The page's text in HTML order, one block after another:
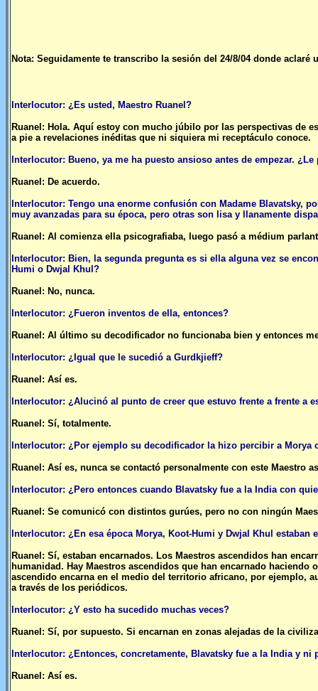
Nota: Seguidamente te transcribo la sesión del 24/8/04 donde
Interlocutor: ¿Es usted, Maestro Ruanel?
Ruanel: Hola. Aquí estoy con mucho júbilo por las perspectivas de
a pie a revelaciones inéditas que ni siquiera mi receptáculo conoce.
Interlocutor: Bueno, ya me ha puesto ansioso antes de empezar. ¿Le
Ruanel: De acuerdo.
Interlocutor: Tengo una enorme confusión con Madame Blavatsky,
muy avanzadas para su época, pero otras son lisa y llanamente
Ruanel: Al comienza ella psicografiaba, luego pasó a médium
Interlocutor: Bien, la segunda pregunta es si ella alguna vez se
Humi o Dwjal Khul?
Ruanel: No, nunca.
Interlocutor: ¿Fueron inventos de ella, entonces?
Ruanel: Al último su decodificador no funcionaba bien y entonces
Interlocutor: ¿Igual que le sucedió a Gurdkjieff?
Ruanel: Así es.
Interlocutor: ¿Alucinó al punto de creer que estuvo frente a frente a
Ruanel: Sí, totalmente.
Interlocutor: ¿Por ejemplo su decodificador la hizo percibir a Morya
Ruanel: Así es, nunca se contactó personalmente con este Maestro
Interlocutor: ¿Pero entonces cuando Blavatsky fue a la India con
Ruanel: Se comunicó con distintos gurúes, pero no con ningún
Interlocutor: ¿En esa época Morya, Koot-Humi y Dwjal Khul estaban
Ruanel: Sí, estaban encarnados. Los Maestros ascendidos han
humanidad. Hay Maestros ascendidos que han encarnado
ascendido encarna en el medio del territorio africano, por ejemplo,
a través de los periódicos.
Interlocutor: ¿Y esto ha sucedido muchas veces?
Ruanel: Sí, por supuesto. Si encarnan en zonas alejadas de la
Interlocutor: ¿Entonces, concretamente, Blavatsky fue a la India y
Ruanel: Así es.